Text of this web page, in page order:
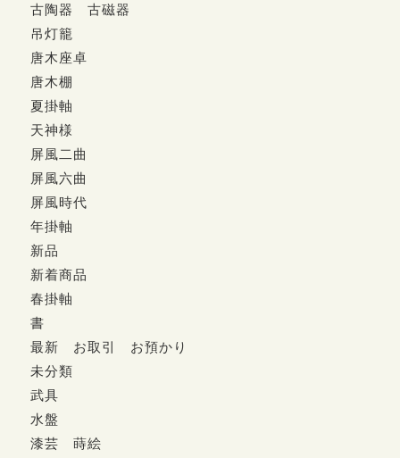
古陶器 古磁器
吊灯籠
唐木座卓
唐木棚
夏掛軸
天神様
屏風二曲
屏風六曲
屏風時代
年掛軸
新品
新着商品
春掛軸
書
最新 お取引 お預かり
未分類
武具
水盤
漆芸 蒔絵